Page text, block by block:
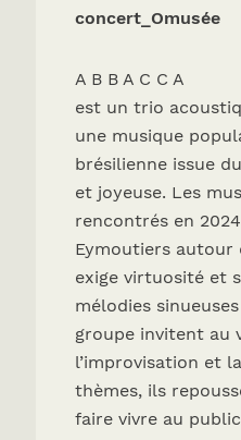
concert_Omusée
A B B A C C A
est un trio
une musique
brésilienne issue
et joyeuse. Les
rencontrés en
Eymoutiers autour
exige virtuosité et
mélodies
groupe invitent au
l’improvisation et
thèmes, ils
faire vivre au